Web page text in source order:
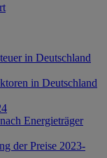
in Deutschland
in Deutschland
Energieträger
der Preise 2023-